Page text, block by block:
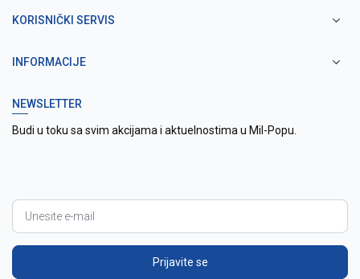
KORISNIČKI SERVIS
INFORMACIJE
NEWSLETTER
Budi u toku sa svim akcijama i aktuelnostima u Mil-Popu.
Prijavite se